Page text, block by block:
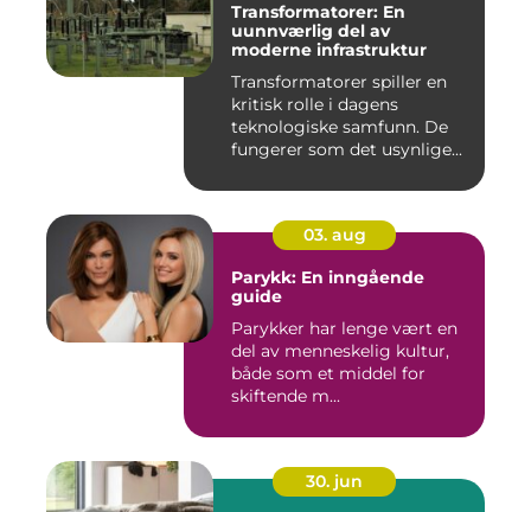
Transformatorer: En
uunnværlig del av
moderne infrastruktur
Transformatorer spiller en
kritisk rolle i dagens
teknologiske samfunn. De
fungerer som det usynlige...
03. aug
Parykk: En inngående
guide
Parykker har lenge vært en
del av menneskelig kultur,
både som et middel for
skiftende m...
30. jun